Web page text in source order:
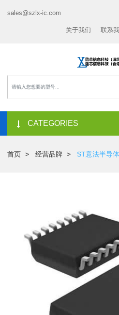
sales@szlx-ic.com
关于我们 联系
CATEGORIES
首页 经营品牌 ST意法半导体